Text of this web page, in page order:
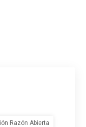
Razón Abierta